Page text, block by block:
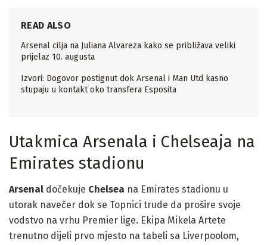
READ ALSO
Arsenal cilja na Juliana Alvareza kako se približava veliki
prijelaz 10. augusta
Izvori: Dogovor postignut dok Arsenal i Man Utd kasno
stupaju u kontakt oko transfera Esposita
Utakmica Arsenala i Chelseaja na
Emirates stadionu
Arsenal dočekuje Chelsea na Emirates stadionu u
utorak navečer dok se Topnici trude da prošire svoje
vodstvo na vrhu Premier lige. Ekipa Mikela Artete
trenutno dijeli prvo mjesto na tabeli sa Liverpoolom,